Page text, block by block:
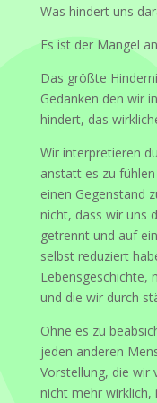
Was hindert uns
Es ist der Mangel
Das größte
Gedanken den wir
hindert, das
Wir interpretieren
anstatt es zu
einen Gegenstand
nicht, dass wir uns
getrennt und auf
selbst reduziert
Lebensgeschichte,
und die wir durch
Ohne es zu
jeden anderen
Vorstellung, die wir
nicht mehr wirklich,